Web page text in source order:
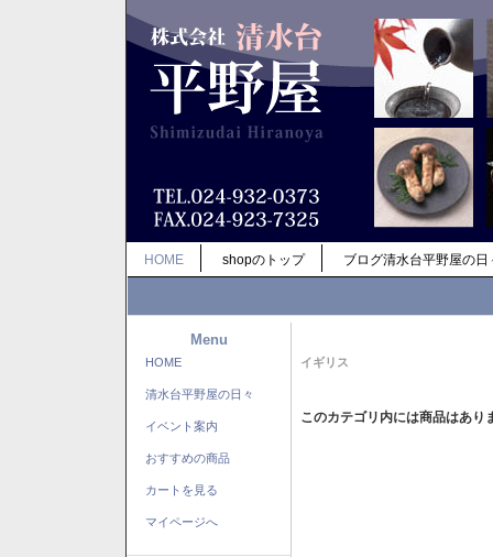
HOME shopのトップ ブログ清水台平野屋の日
Menu
HOME
清水台平野屋の日々
イベント案内
おすすめの商品
カートを見る
マイページへ
イギリス
このカテゴリ内には商品はあり